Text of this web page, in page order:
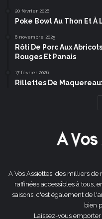
20 février 2026
Poke Bowl Au Thon Et À
6 novembre 2025
Rôti De Porc Aux
Rouges Et Panais
17 février 2026
Rillettes De
A Vos Assiettes, des milliers
raffinées accessibles à tous,
saisons, c'est également de
bien
Laissez-vous